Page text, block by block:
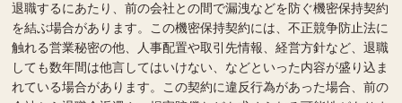
退職するにあたり、前の会社との間で漏洩などを防ぐ機密保持契約
を結ぶ場合があります。この機密保持契約には、不正競争防止法に
触れる営業秘密の他、人事配置や取引先情報、経営方針など、退職
しても数年間は他言してはいけない、などといった内容が盛り込ま
れている場合があります。この契約に違反行為があった場合、前の